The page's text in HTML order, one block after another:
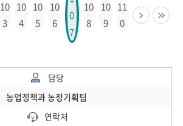
10
3
10
4
10
5
10
6
0
7
10
8
10
9
11
0
담당
농업정책과 농정기획팀
연락처